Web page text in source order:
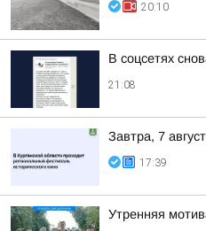
20:10
В соцсетях
21:08
Завтра, 7
17:39
Утренняя